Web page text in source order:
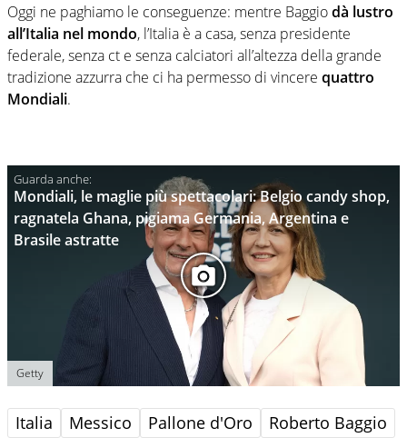
Oggi ne paghiamo le conseguenze: mentre Baggiodà lustro
all’Italia nel mondo, l’Italia è a casa, senza presidente
federale, senza ct e senza calciatori all’altezza della grande
tradizione azzurra che ci ha permesso di vincere quattro
Mondiali.
Mondiali, le maglie più spettacolari: Belgio candy shop,
ragnatela Ghana, pigiama Germania, Argentina e
Brasile astratte
Getty
Italia Messico Pallone d'Oro Roberto Baggio